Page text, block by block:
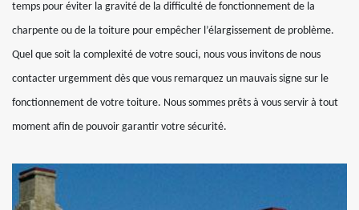
temps pour éviter la gravité de la difficulté de fonctionnement de la
charpente ou de la toiture pour empêcher l’élargissement de problème.
Quel que soit la complexité de votre souci, nous vous invitons de nous
contacter urgemment dès que vous remarquez un mauvais signe sur le
fonctionnement de votre toiture. Nous sommes prêts à vous servir à tout
moment afin de pouvoir garantir votre sécurité.